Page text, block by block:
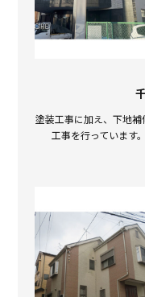
塗装工事に加え、下地
工事を行っています